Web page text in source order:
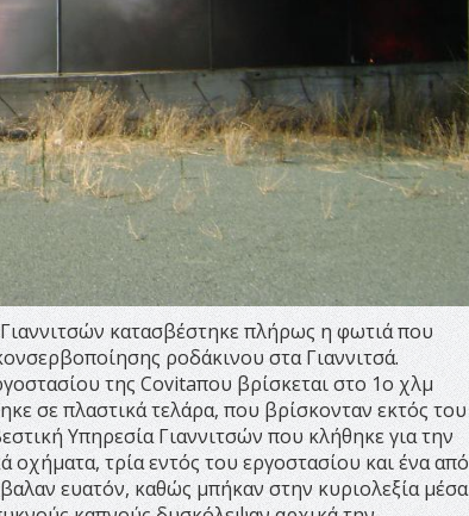
κατασβέστηκε πλήρως η φωτιά που
ροδάκινου στα Γιαννιτσά.
της Covitaπου βρίσκεται στο 1ο χλμ
σε πλαστικά τελάρα, που βρίσκονταν εκτός του
Υπηρεσία Γιαννιτσών που κλήθηκε για την
τρία εντός του εργοστασίου και ένα από
ευατόν, καθώς μπήκαν στην κυριολεξία μέσα